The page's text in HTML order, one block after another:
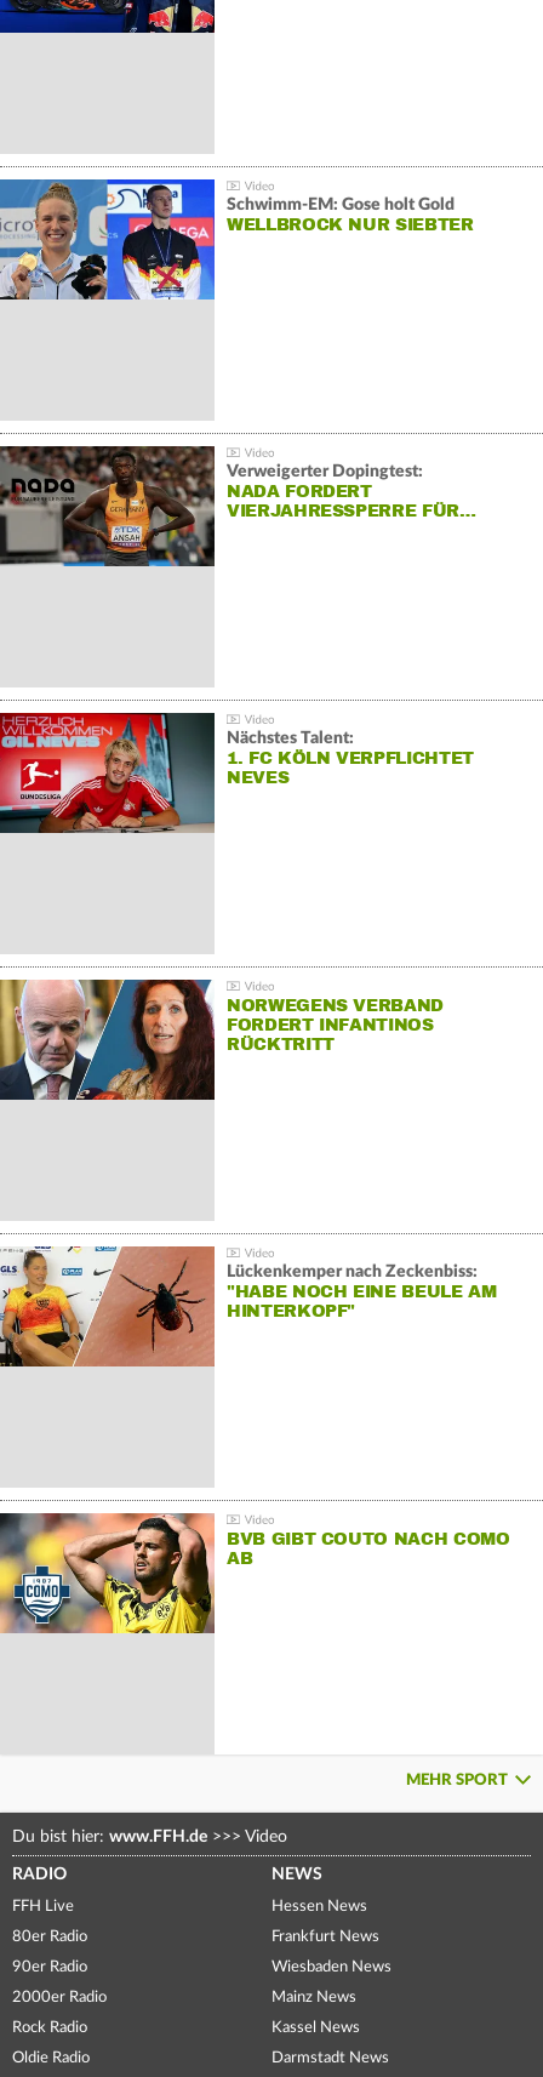
Schwimm-EM: Gose holt Gold
WELLBROCK NUR SIEBTER
Verweigerter Dopingtest:
NADA FORDERT
VIERJAHRESSPERRE FÜR…
Nächstes Talent:
1. FC KÖLN VERPFLICHTET
NEVES
NORWEGENS VERBAND
FORDERT INFANTINOS
RÜCKTRITT
Lückenkemper nach Zeckenbiss:
"HABE NOCH EINE BEULE AM
HINTERKOPF"
BVB GIBT COUTO NACH COMO
AB
MEHR SPORT
Du bist hier: www.FFH.de >>> Video
RADIO
FFH Live
80er Radio
90er Radio
2000er Radio
Rock Radio
Oldie Radio
NEWS
Hessen News
Frankfurt News
Wiesbaden News
Mainz News
Kassel News
Darmstadt News